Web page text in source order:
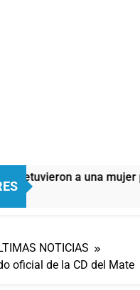
detuvieron a una
NOTICIAS
oficial de la CD del Mate